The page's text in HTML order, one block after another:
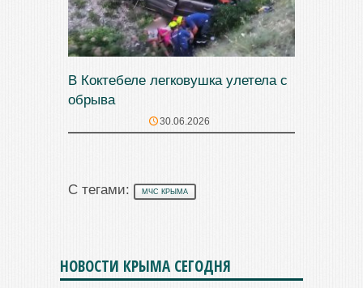
В Коктебеле легковушка улетела с
обрыва
30.06.2026
С тегами: МЧС КРЫМА
НОВОСТИ КРЫМА СЕГОДНЯ